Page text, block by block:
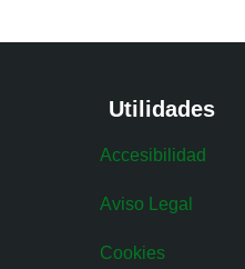
Utilidades
Accesibilidad
Aviso Legal
Cookies